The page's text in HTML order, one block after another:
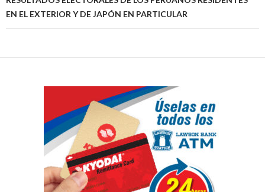
EN EL EXTERIOR Y DE JAPÓN EN PARTICULAR